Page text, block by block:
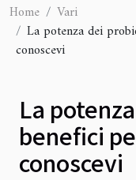
Home
Vari
La potenza dei
conoscevi
La
benefici
conoscevi